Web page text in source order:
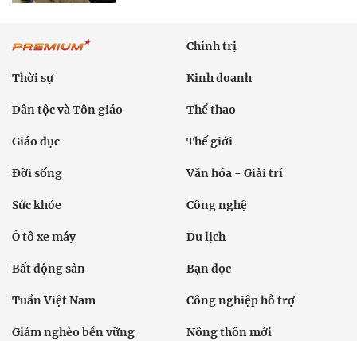
Chính trị
Thời sự Kinh doanh
Dân tộc và Tôn giáo Thể thao
Giáo dục Thế giới
Đời sống Văn hóa - Giải trí
Sức khỏe Công nghệ
Ô tô xe máy Du lịch
Bất động sản Bạn đọc
Tuần Việt Nam Công nghiệp hỗ trợ
Giảm nghèo bền vững Nông thôn mới